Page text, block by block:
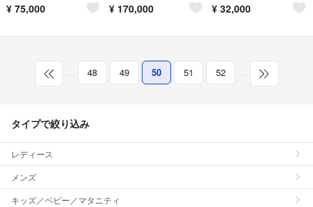
¥ 75,000 ¥ 170,000 ¥ 32,000
… 48 49 50 51 52 …
タイプで絞り込み
レディース
メンズ
キッズ／ベビー／マタニティ